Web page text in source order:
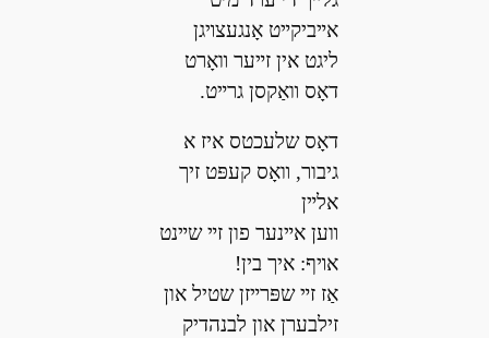
אײביקײט אָנגעצױגן
ליגט אין זײער װאָרט
דאָס װאַקסן גרײט.
דאָס שלעכטס איז א
גיבור, װאָס קעפּט זיך
אלײן
װען אײנער פון זײ שײנט
אױף: איך בין!
אַז זײ שפּרײזן שטיל און
זילבערן און לבנהדיק